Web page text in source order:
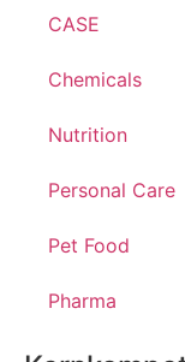
CASE
Chemicals
Nutrition
Personal Care
Pet Food
Pharma